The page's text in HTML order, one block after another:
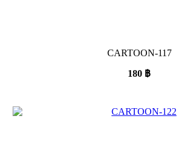
CARTOON-117
180 ฿